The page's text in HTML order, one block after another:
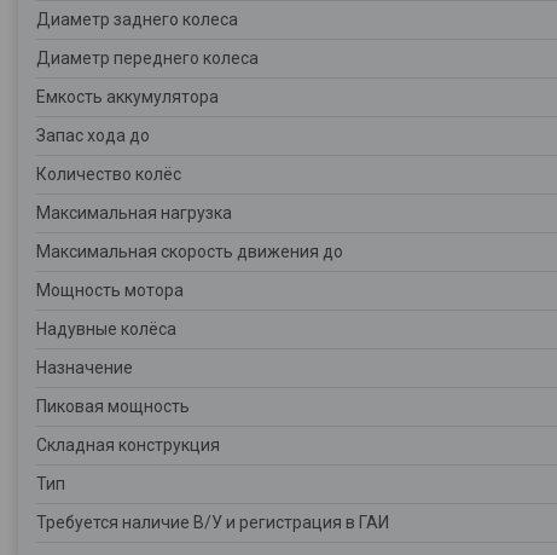
Диаметр заднего колеса
Диаметр переднего колеса
Емкость аккумулятора
Запас хода до
Количество колёс
Максимальная нагрузка
Максимальная скорость движения до
Мощность мотора
Надувные колёса
Назначение
Пиковая мощность
Складная конструкция
Тип
Требуется наличие В/У и регистрация в ГАИ